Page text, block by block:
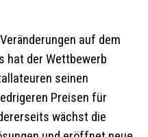
auf dem
hat der Wettbewerb
seinen
Preisen für
wächst die